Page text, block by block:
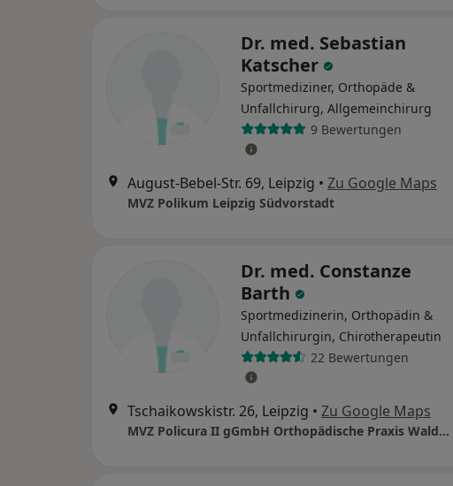
Dr. med. Sebastian
Katscher
Sportmediziner, Orthopäde &
Unfallchirurg, Allgemeinchirurg
9 Bewertungen
August-Bebel-Str. 69, Leipzig • Zu Google Maps
MVZ Polikum Leipzig Südvorstadt
Dr. med. Constanze
Barth
Sportmedizinerin, Orthopädin &
Unfallchirurgin, Chirotherapeutin
22 Bewertungen
Tschaikowskistr. 26, Leipzig • Zu Google Maps
MVZ Policura II gGmbH Orthopädische Praxis Waldstraßenviertel